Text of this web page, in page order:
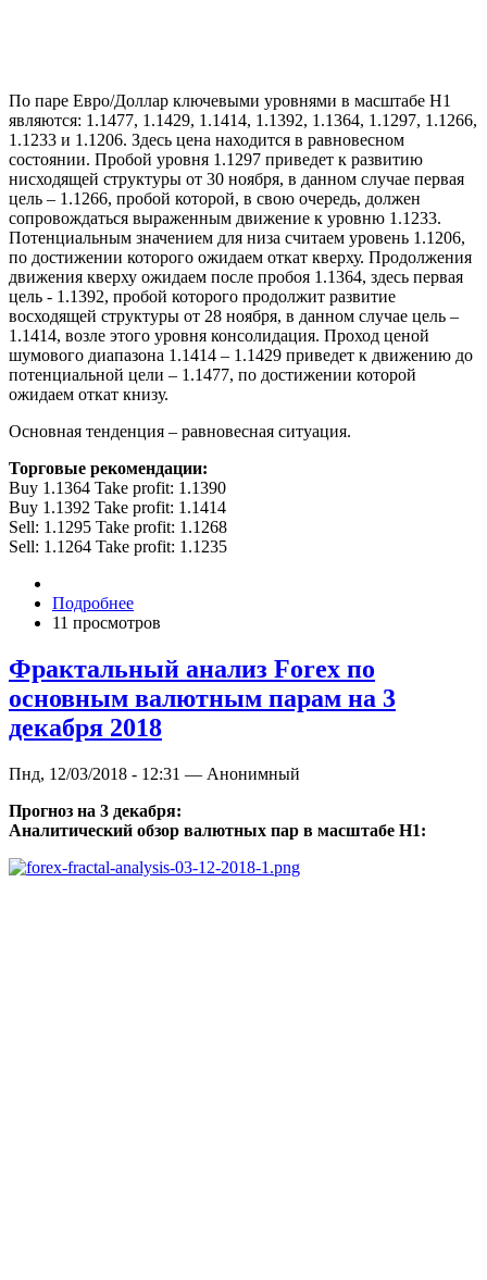
По паре Евро/Доллар ключевыми уровнями в масштабе Н1
являются: 1.1477, 1.1429, 1.1414, 1.1392, 1.1364, 1.1297, 1.1266,
1.1233 и 1.1206. Здесь цена находится в равновесном
состоянии. Пробой уровня 1.1297 приведет к развитию
нисходящей структуры от 30 ноября, в данном случае первая
цель – 1.1266, пробой которой, в свою очередь, должен
сопровождаться выраженным движение к уровню 1.1233.
Потенциальным значением для низа считаем уровень 1.1206,
по достижении которого ожидаем откат кверху. Продолжения
движения кверху ожидаем после пробоя 1.1364, здесь первая
цель - 1.1392, пробой которого продолжит развитие
восходящей структуры от 28 ноября, в данном случае цель –
1.1414, возле этого уровня консолидация. Проход ценой
шумового диапазона 1.1414 – 1.1429 приведет к движению до
потенциальной цели – 1.1477, по достижении которой
ожидаем откат книзу.
Основная тенденция – равновесная ситуация.
Торговые рекомендации:
Buy 1.1364 Take profit: 1.1390
Buy 1.1392 Take profit: 1.1414
Sell: 1.1295 Take profit: 1.1268
Sell: 1.1264 Take profit: 1.1235
Подробнее
11 просмотров
Фрактальный анализ Forex по
основным валютным парам на 3
декабря 2018
Пнд, 12/03/2018 - 12:31 — Анонимный
Прогноз на 3 декабря:
Аналитический обзор валютных пар в масштабе Н1: